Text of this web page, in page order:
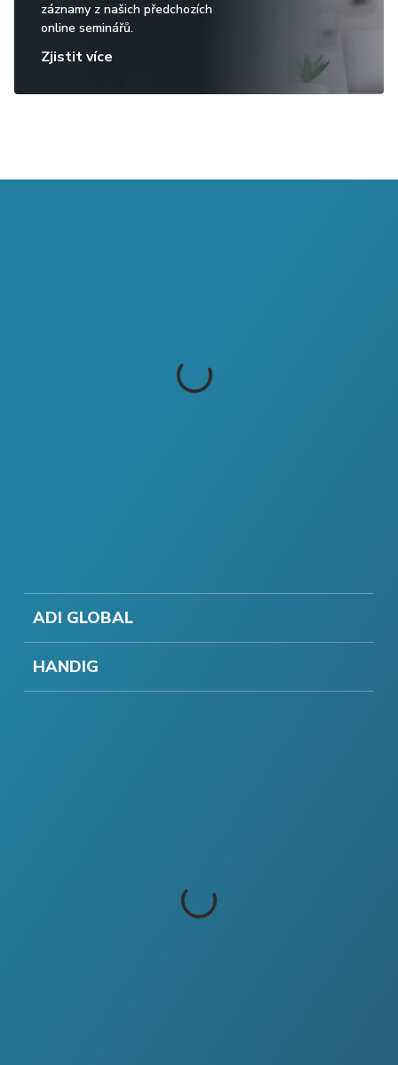
záznamy z našich předchozích
online seminářů.
Zjistit více
ADI GLOBAL
HANDIG